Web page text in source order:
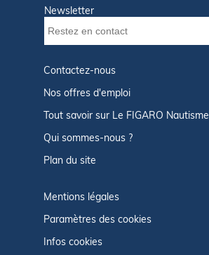
Newsletter
Contactez-nous
Nos offres d'emploi
Tout savoir sur Le FIGARO Nautisme
Qui sommes-nous ?
Plan du site
Mentions légales
Paramètres des cookies
Infos cookies